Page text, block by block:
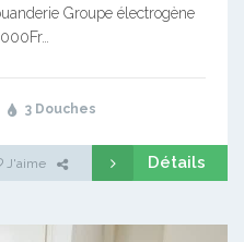
Groupe électrogène
3 Douches
J'aime Détails